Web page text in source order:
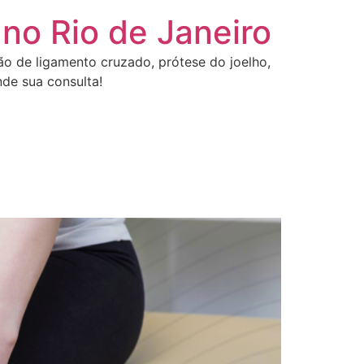
Rio de Janeiro
de ligamento cruzado, prótese do joelho,
sua consulta!